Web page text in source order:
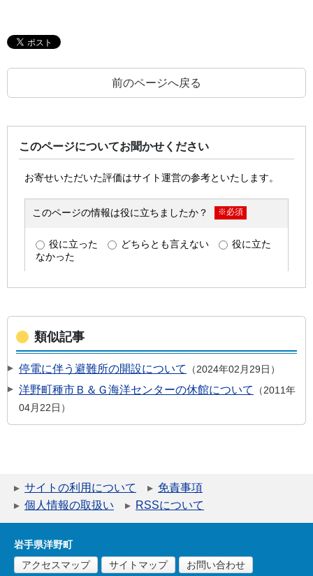
前のページへ戻る
このページについてお聞かせください
類似記事
停電に伴う避難所の開設について 2024年02月29日
洋野町種市Ｂ＆Ｇ海洋センターの休館について
2011年
04月22日
サイトの利用について
免責事項
個人情報の取扱い
RSSについて
岩手県洋野町
アクセスマップ
サイトマップ お問い合わせ